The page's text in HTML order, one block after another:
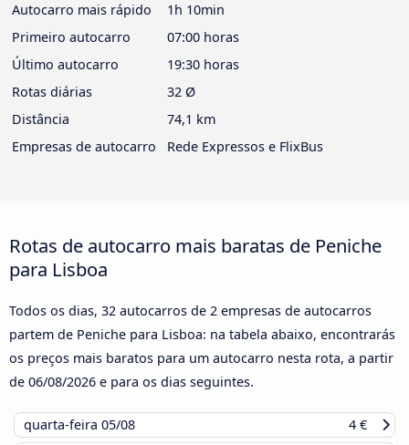
Autocarro mais rápido
1h 10min
Primeiro autocarro
07:00 horas
Último autocarro
19:30 horas
Rotas diárias
32 Ø
Distância
74,1 km
Empresas de autocarro
Rede Expressos e FlixBus
Rotas de autocarro mais baratas de Peniche
para Lisboa
Todos os dias, 32 autocarros de 2 empresas de autocarros
partem de Peniche para Lisboa: na tabela abaixo, encontrarás
os preços mais baratos para um autocarro nesta rota, a partir
de 06/08/2026 e para os dias seguintes.
quarta-feira 05/08
4 €